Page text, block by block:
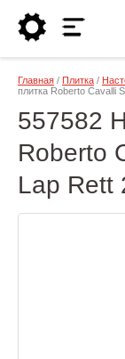
Главная / Плитка /
плитка Roberto Cavalli
557582
Roberto
Lap Rett